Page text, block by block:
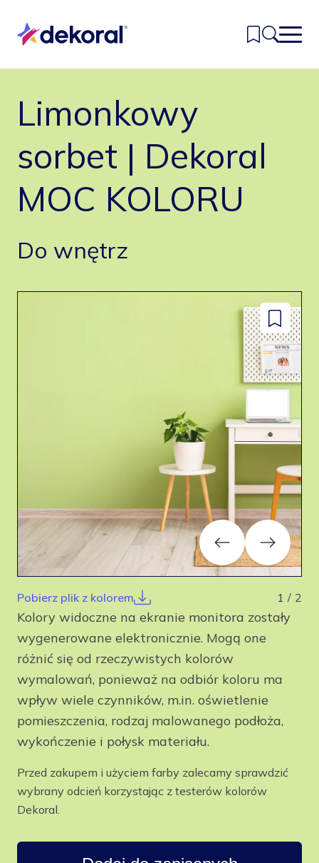
głównej
treści
Inspiracje
Kolory
Produkty
Znajdź sklep
Kontakt
Limonkowy
sorbet | Dekoral
MOC KOLORU
Do wnętrz
Dodaj
do
Previous Next
Pobierz plik z kolorem 1 / 2
Kolory widoczne na ekranie monitora zostały
wygenerowane elektronicznie. Mogą one
różnić się od rzeczywistych kolorów
wymalowań, ponieważ na odbiór koloru ma
wpływ wiele czynników, m.in. oświetlenie
pomieszczenia, rodzaj malowanego podłoża,
wykończenie i połysk materiału.
Przed zakupem i użyciem farby zalecamy sprawdzić
wybrany odcień korzystając z testerów kolorów
Dekoral.